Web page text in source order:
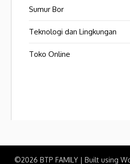
Sumur Bor
Teknologi dan Lingkungan
Toko Online
©2026 BTP FAMILY | Built using